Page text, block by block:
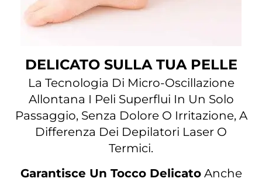
DELICATO SULLA TUA PELLE
La Tecnologia Di Micro-Oscillazione
Allontana I Peli Superflui In Un Solo
Passaggio, Senza Dolore O Irritazione, A
Differenza Dei Depilatori Laser O
Termici.
Garantisce Un Tocco DelicatoAnche